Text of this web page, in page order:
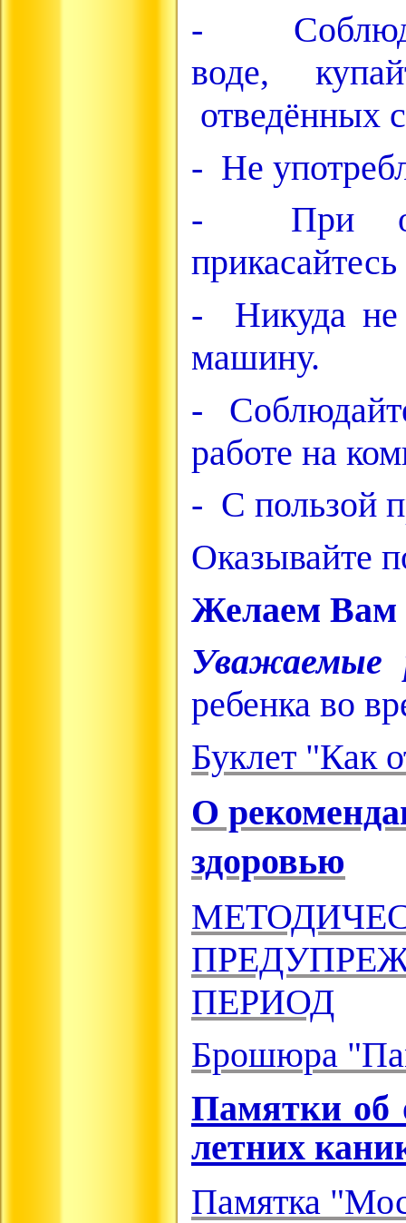
-
воде,
отведённых
- Не
- При
- Никуда не
машину.
-
работе на
- С пользой
Оказывайте
Желаем Вам
Уважаемые
ребенка во
Буклет "Как
О
здоровью
ПЕРИОД
Брошюра
Памятки об
летних
Памятка